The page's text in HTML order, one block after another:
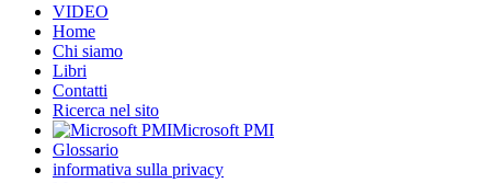
VIDEO
Home
Chi siamo
Libri
Contatti
Ricerca nel sito
Microsoft PMI
Glossario
informativa sulla privacy